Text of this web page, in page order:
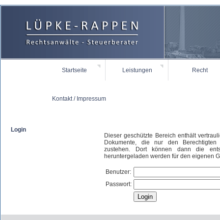
Startseite Leistungen Recht
Kontakt / Impressum
Login
Dieser geschützte Bereich enthält
Dokumente, die nur den Berechtigten
zustehen. Dort können dann die
heruntergeladen werden für den eigenen
Benutzer:
Passwort: